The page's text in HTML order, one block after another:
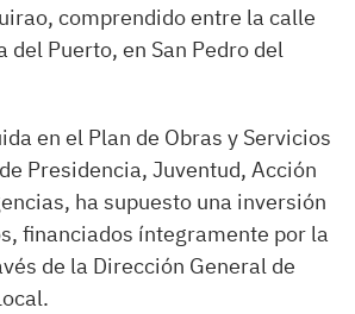
comprendido entre la calle
del Puerto, en San Pedro del
en el Plan de Obras y Servicios
Presidencia, Juventud, Acción
ha supuesto una inversión
financiados íntegramente por la
de la Dirección General de